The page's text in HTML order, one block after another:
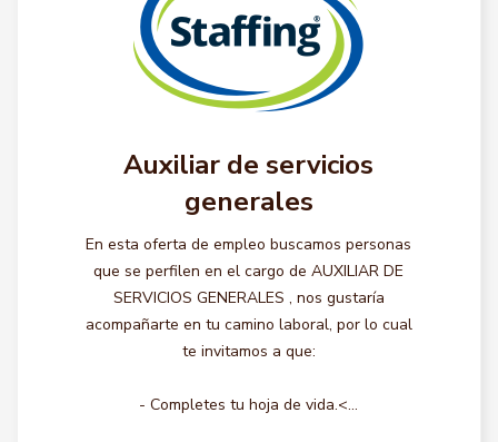
Auxiliar de servicios
generales
En esta oferta de empleo buscamos personas
que se perfilen en el cargo de AUXILIAR DE
SERVICIOS GENERALES , nos gustaría
acompañarte en tu camino laboral, por lo cual
te invitamos a que:
- Completes tu hoja de vida.<...